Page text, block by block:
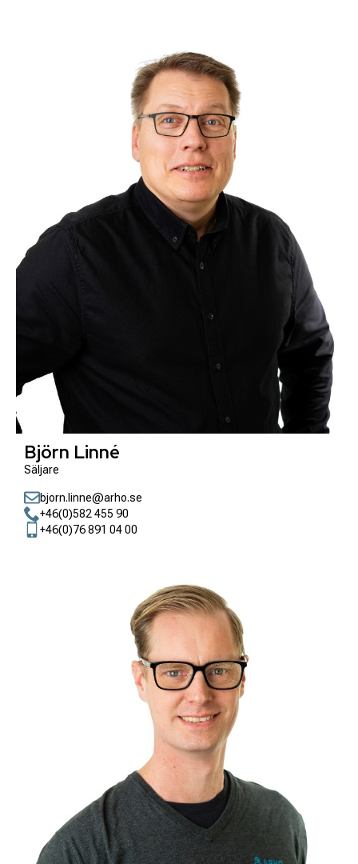
Björn Linné
Säljare
bjorn.linne@arho.se
+46(0)582 455 90
+46(0)76 891 04 00